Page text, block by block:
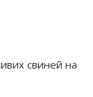
свиней на